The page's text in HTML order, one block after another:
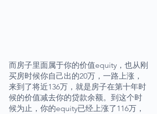
而房子里面属于你的价值equity，也从刚
买房时候你自己出的20万，一路上涨，
来到了将近136万，就是房子在第十年时
候的价值减去你的贷款余额。到这个时
候为止，你的equity已经上涨了116万，